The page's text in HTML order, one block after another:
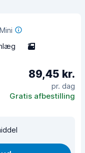
2
89,45 kr.
pr. dag
Gratis afbestilling